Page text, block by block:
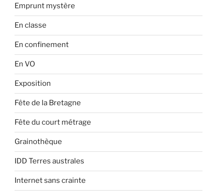
Emprunt mystère
En classe
En confinement
En VO
Exposition
Fête de la Bretagne
Fête du court métrage
Grainothèque
IDD Terres australes
Internet sans crainte